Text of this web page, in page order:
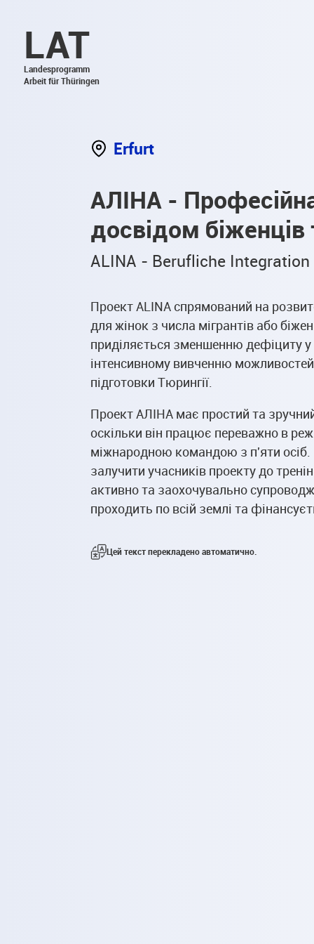
LAT
Landesprogramm
Arbeit für Thüringen
Erfurt
АЛІНА -
досвідом біженців
ALINA - Berufliche
Проект ALINA спрямований на
для жінок з числа мігрантів або
приділяється зменшенню дефіциту
інтенсивному вивченню
підготовки Тюрингії.
Проект АЛІНА має простий та
оскільки він працює переважно в
міжнародною командою з п'яти
залучити учасників проекту до
активно та заохочувально
проходить по всій землі та
Цей текст перекладено автоматично.